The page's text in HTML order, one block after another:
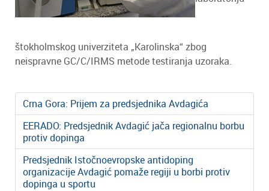
štokholmskog univerziteta „Karolinska“ zbog
neispravne GC/C/IRMS metode testiranja uzoraka.
Crna Gora: Prijem za predsjednika Avdagića
EERADO: Predsjednik Avdagić jača regionalnu borbu
protiv dopinga
Predsjednik Istočnoevropske antidoping
organizacije Avdagić pomaže regiji u borbi protiv
dopinga u sportu